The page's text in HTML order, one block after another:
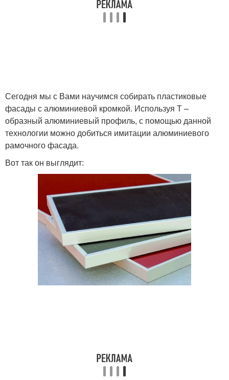
Сегодня мы с Вами научимся собирать пластиковые
фасады с алюминиевой кромкой. Используя Т –
образный алюминиевый профиль, с помощью данной
технологии можно добиться имитации алюминиевого
рамочного фасада.
Вот так он выглядит: